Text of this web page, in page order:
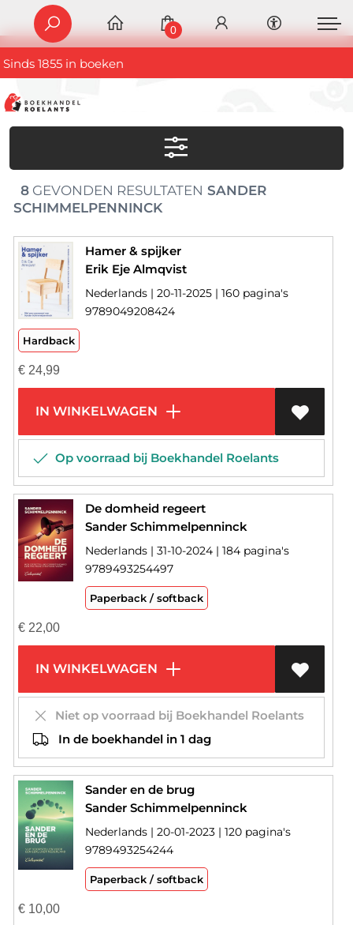
Sinds 1855 in boeken
0
8GEVONDEN RESULTATEN SANDER
SCHIMMELPENNINCK
Hamer & spijker
Erik Eje Almqvist
Nederlands | 20-11-2025 | 160 pagina's
9789049208424
Hardback
€24,99
IN WINKELWAGEN
Op voorraad bij Boekhandel Roelants
De domheid regeert
Sander Schimmelpenninck
Nederlands | 31-10-2024 | 184 pagina's
9789493254497
Paperback / softback
€22,00
IN WINKELWAGEN
Niet op voorraad bij Boekhandel Roelants
In de boekhandel in 1 dag
Sander en de brug
Sander Schimmelpenninck
Nederlands | 20-01-2023 | 120 pagina's
9789493254244
Paperback / softback
€10,00